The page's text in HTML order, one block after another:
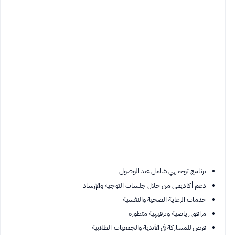
برنامج توجيهي شامل عند الوصول
دعم أكاديمي من خلال جلسات التوجيه والإرشاد
خدمات الرعاية الصحية والنفسية
مرافق رياضية وترفيهية متطورة
فرص للمشاركة في الأندية والجمعيات الطلابية